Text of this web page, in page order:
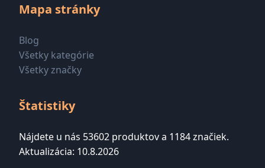
Mapa stránky
Blog
Všetky kategórie
Všetky značky
Štatistiky
Nájdete u nás 53602 produktov a 1184 značiek.
Aktualizácia: 10.8.2026